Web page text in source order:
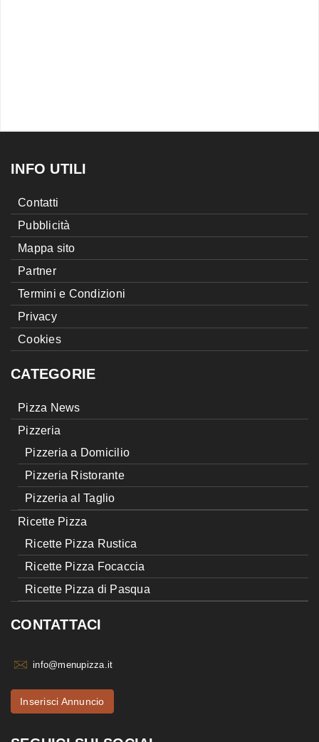
INFO UTILI
Contatti
Pubblicità
Mappa sito
Partner
Termini e Condizioni
Privacy
Cookies
CATEGORIE
Pizza News
Pizzeria
Pizzeria a Domicilio
Pizzeria Ristorante
Pizzeria al Taglio
Ricette Pizza
Ricette Pizza Rustica
Ricette Pizza Focaccia
Ricette Pizza di Pasqua
CONTATTACI
info@menupizza.it
Inserisci Annuncio